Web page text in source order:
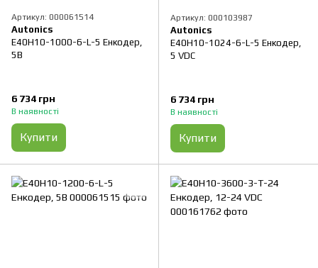
Артикул: 000061514
Autonics
E40H10-1000-6-L-5 Енкодер,
5B
6 734 грн
В наявності
Купити
Артикул: 000103987
Autonics
E40H10-1024-6-L-5 Енкодер,
5 VDC
6 734 грн
В наявності
Купити